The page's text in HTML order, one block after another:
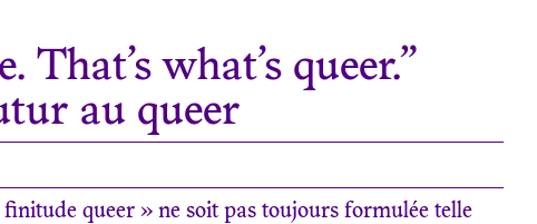
what’s queer.”
au queer
finitude queer » ne soit pas toujours formulée telle